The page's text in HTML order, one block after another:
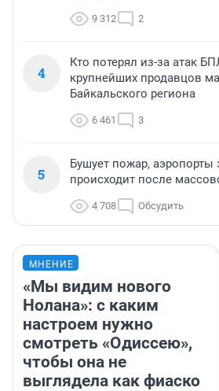
9 312 2
4
Кто потерял из-за атак
крупнейших продавцов
Байкальского региона
6 461 3
5
Бушует пожар, аэропорты
происходит после
4 708 Обсудить
МНЕНИЕ
«Мы видим нового
Нолана»: с каким
настроем нужно
смотреть «Одиссею»,
чтобы она не
выглядела как фиаско